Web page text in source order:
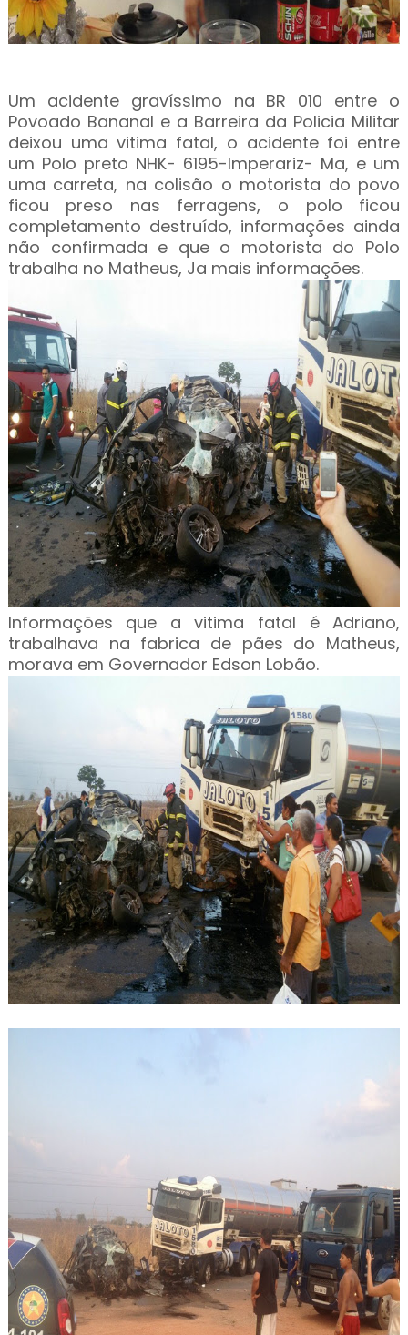
Um acidente gravíssimo na BR 010 entre o
Povoado Bananal e a Barreira da Policia Militar
deixou uma vitima fatal, o acidente foi entre
um Polo preto NHK- 6195-Imperariz- Ma, e um
uma carreta, na colisão o motorista do povo
ficou preso nas ferragens, o polo ficou
completamento destruído, informações ainda
não confirmada e que o motorista do Polo
trabalha no Matheus, Ja mais informações.
Informações que a vitima fatal é Adriano,
trabalhava na fabrica de pães do Matheus,
morava em Governador Edson Lobão.